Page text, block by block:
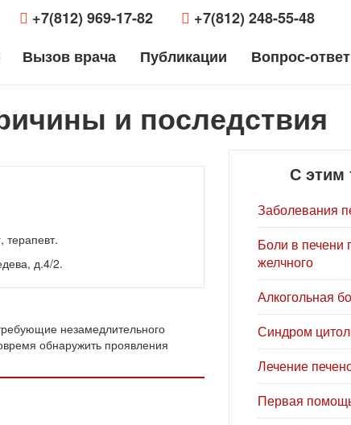
+7(812) 969-17-82
+7(812) 248-55-48
Вызов врача Публикации Вопрос-ответ
и последствия
терапевт.
д.4/2.
незамедлительного
обнаружить проявления
С этим
Заболевания
Боли в печени
желчного
Алкогольная
Синдром
Лечение
Первая